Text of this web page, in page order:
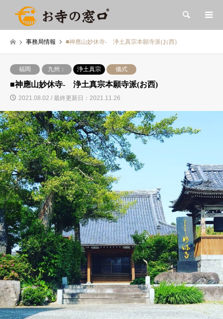
検索
事務局情報 ■神應山妙休寺- 浄土真宗本願寺派(お西)
福岡 九州： 浄土真宗 儀式
■神應山妙休寺- 浄土真宗本願寺派(お西)
2021.08.02 / 最終更新日：2021.11.26